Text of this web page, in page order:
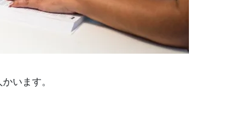
います。